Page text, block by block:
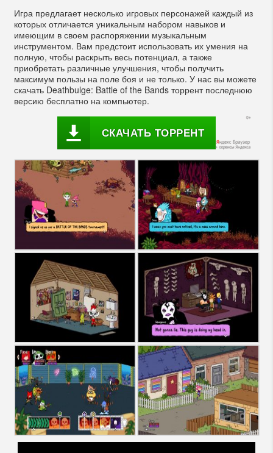
Игра предлагает несколько игровых персонажей каждый из
которых отличается уникальным набором навыков и
имеющим в своем распоряжении музыкальным
инструментом. Вам предстоит использовать их умения на
полную, чтобы раскрыть весь потенциал, а также
приобретать различные улучшения, чтобы получить
максимум пользы на поле боя и не только. У нас вы можете
скачать Deathbulge: Battle of the Bands торрент последнюю
версию бесплатно на компьютер.
СКАЧАТЬ ТОРРЕНТ